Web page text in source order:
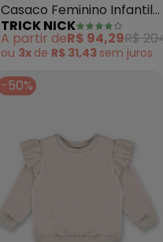
Casaco Feminino Infantil
Tweed (Bege)
TRICK NICK
A partir deR$ 94,29R$
ou 3x de R$ 31,43 sem juros
-50%